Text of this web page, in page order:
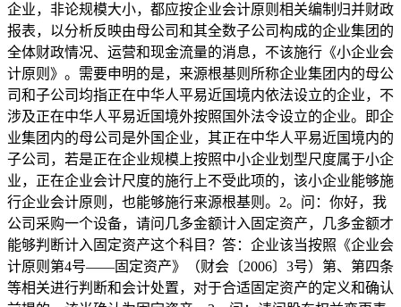
企业，非论规模大小，都应按企业会计原则相关编制归并财政
报表，以分析反映由母公司和其全数子公司构成的企业集团的
全体财政情况、运营和现金流量的消息，不该施行《小企业会
计原则》。需要申明的是，来源根基则所称企业集团内的母公
司和子公司均指正在中华人平易近国境内依法设立的企业，不
涉及正在中华人平易近国境外按照国外法令设立的企业。即企
业集团内的母公司是外国企业，其正在中华人平易近国境内的
子公司，若是正在企业规模上按照中小企业划型尺度属于小企
业，正在企业会计尺度的施行上不受此项的，该小企业能够施
行企业会计原则，也能够施行来源根基则。2。问：你好，我
公司采购一个设备，请问几多金额计入固定资产，几多金额才
能够判断计入固定资产这个科目？答：企业该当按照《企业会
计原则第4号——固定资产》（财会〔2006〕3号）第、第四条
等相关进行判断和会计处置，对于合适固定资产的定义和确认